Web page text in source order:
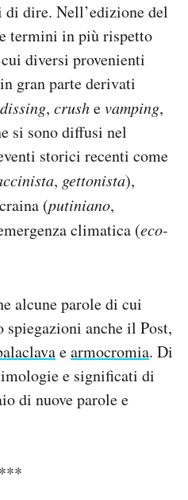
di dire. Nell’edizione del
termini in più rispetto
diversi provenienti
gran parte derivati
dissing, crushevamping,
si sono diffusi nel
storici recenti come
, gettonista),
(putiniano,
climatica (eco-
alcune parole di cui
anche il Post,
earmocromia. Di
e significati di
di nuove parole e
***